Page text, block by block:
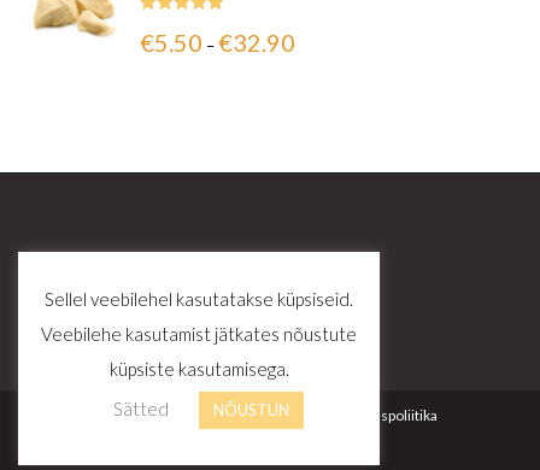
5.00 / 5
€5.50 – €32.90
Kontakt Tellimustingimused Privaatsuspoliitika
Sellel veebilehel kasutatakse küpsiseid.
Veebilehe kasutamist jätkates nõustute
küpsiste kasutamisega.
Sätted
NÕUSTUN